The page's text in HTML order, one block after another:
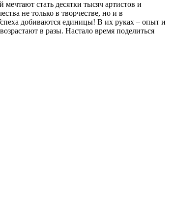
стать десятки тысяч артистов и
не только в творчестве, но и в
добиваются единицы! В их руках – опыт и
в разы. Настало время поделиться